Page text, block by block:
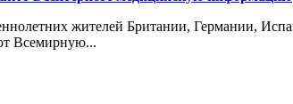
жителей Британии, Германии,
Всемирную...